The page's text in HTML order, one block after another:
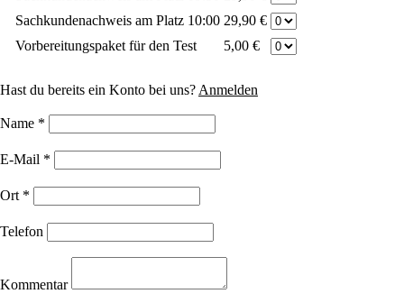
Sachkundenachweis am Platz 10:00 29,90 €
Vorbereitungspaket für den Test
5,00 €
Hast du bereits ein Konto bei uns? Anmelden
Name *
E-Mail *
Ort *
Telefon
Kommentar